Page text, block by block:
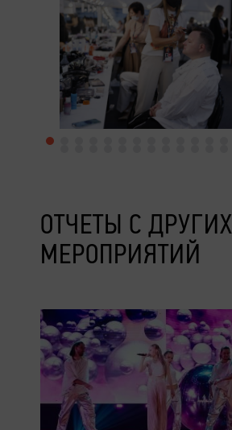
ОТЧЕТЫ С ДРУГИХ
МЕРОПРИЯТИЙ